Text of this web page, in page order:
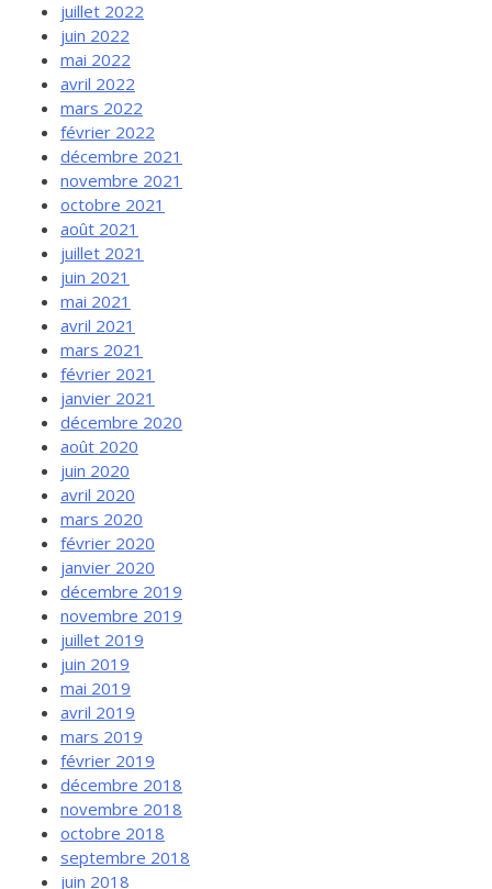
juillet 2022
juin 2022
mai 2022
avril 2022
mars 2022
février 2022
décembre 2021
novembre 2021
octobre 2021
août 2021
juillet 2021
juin 2021
mai 2021
avril 2021
mars 2021
février 2021
janvier 2021
décembre 2020
août 2020
juin 2020
avril 2020
mars 2020
février 2020
janvier 2020
décembre 2019
novembre 2019
juillet 2019
juin 2019
mai 2019
avril 2019
mars 2019
février 2019
décembre 2018
novembre 2018
octobre 2018
septembre 2018
juin 2018